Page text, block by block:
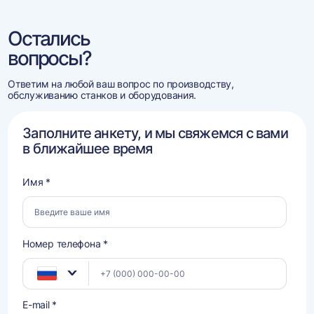
Остались
вопросы?
Ответим на любой ваш вопрос по производству,
обслуживанию станков и оборудования.
Заполните анкету, и мы свяжемся с вами
в ближайшее время
Имя *
Номер телефона *
E-mail *